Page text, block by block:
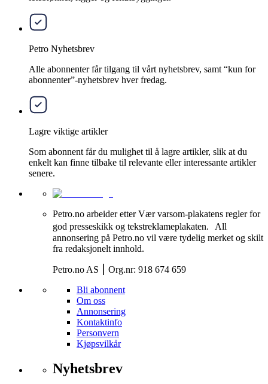
Petro Nyhetsbrev
Alle abonnenter får tilgang til vårt nyhetsbrev, samt “kun for
abonnenter”-nyhetsbrev hver fredag.
Lagre viktige artikler
Som abonnent får du mulighet til å lagre artikler, slik at du
enkelt kan finne tilbake til relevante eller interessante artikler
senere.
Petro.no arbeider etter Vær varsom-plakatens regler for
god presseskikk og tekstreklameplakaten. All
annonsering på Petro.no vil være tydelig merket og skilt
fra redaksjonelt innhold.
Petro.no AS ⎮ Org.nr: 918 674 659
Bli abonnent
Om oss
Annonsering
Kontaktinfo
Personvern
Kjøpsvilkår
Nyhetsbrev